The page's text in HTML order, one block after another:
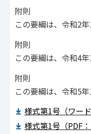
附則
この要綱は、令和2
附則
この要綱は、令和4
附則
この要綱は、令和5
様式第1号（ワード
様式第1号（PDF：